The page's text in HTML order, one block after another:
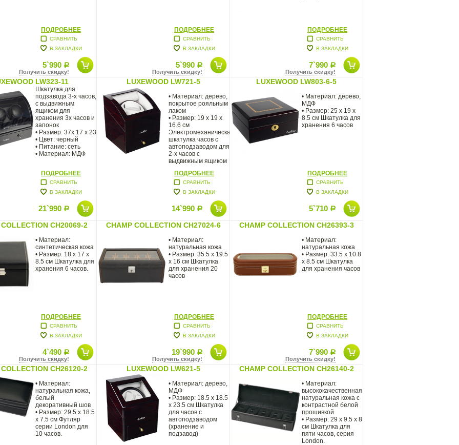
ПОДРОБНЕЕ
СРАВНИТЬ
В ЗАКЛАДКИ
5`990 Р
Получить скидку!
ПОДРОБНЕЕ
СРАВНИТЬ
В ЗАКЛАДКИ
5`990 Р
Получить скидку!
ПОДРОБНЕЕ
СРАВНИТЬ
В ЗАКЛАДКИ
7`990 Р
Получить скидку!
LW323-11
Шкатулка для
подзавода 3-х часов,
с выдвижным
ящиком для
хранения 3х часов и
запонок
• Размер: 37x 17 x 23
• Цвет: черный
• Питание: сеть
• Материал: МДФ
ПОДРОБНЕЕ
СРАВНИТЬ
В ЗАКЛАДКИ
21`990 Р
LUXEWOOD LW721-5
• Материал: дерево,
покрытое рояльным
лаком
• Размер: 19 х 19 х
16.6 см
Электромеханическая
шкатулка часов с
автоподзаводом для
2-х часов с
выдвижным ящиком
ПОДРОБНЕЕ
СРАВНИТЬ
В ЗАКЛАДКИ
14`990 Р
LUXEWOOD LW803-6-5
• Материал: дерево,
МДФ
• Размер: 25 x 19 x
8.5 см Шкатулка для
хранения 6 часов
ПОДРОБНЕЕ
СРАВНИТЬ
В ЗАКЛАДКИ
5`710 Р
CH20069-2
• Материал:
синтетическая кожа
• Размер: 18 x 17 x
8.5 см Шкатулка для
хранения 6 часов.
ПОДРОБНЕЕ
СРАВНИТЬ
В ЗАКЛАДКИ
4`490 Р
Получить скидку!
CHAMP COLLECTION CH27024-6
• Материал:
натуральная кожа
• Размер: 35.5 x 19.5
x 16 см Шкатулка
для хранения 20
часов
ПОДРОБНЕЕ
СРАВНИТЬ
В ЗАКЛАДКИ
19`990 Р
Получить скидку!
CHAMP COLLECTION CH26393-3
• Материал:
натуральная кожа
• Размер: 33.5 x 10.8
x 8.5 см Шкатулка
для хранения часов
ПОДРОБНЕЕ
СРАВНИТЬ
В ЗАКЛАДКИ
7`990 Р
Получить скидку!
CH26120-2
• Материал:
натуральная кожа,
белый
декоративный шов
• Размер: 29.5 x 18.5
x 7.5 см Футляр
серии London для
10 часов.
LUXEWOOD LW621-5
• Материал: дерево,
МДФ
• Размер: 18.5 x 18.5
x 23.5 см Шкатулка
для часов с
автоподзаводом
(хранение и
подзавод)
CHAMP COLLECTION CH26140-2
• Материал:
высококачественная
натуральная кожа c
контрастной белой
прошивкой
• Размер: 29 x 9.5 x 8
см Шкатулка для
пяти часов, серия
London.